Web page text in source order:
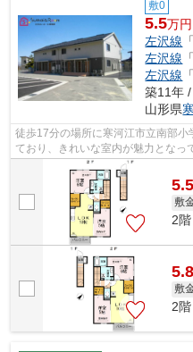
敷0
5.5万
左沢線
左沢線 「
左沢線
築11年
山形県
徒歩17分の場所に寒河江市立南部
ており、きれいな室内が魅力となっ
敷地内ごみ置き場がついています。こ
敷
2
敷
2